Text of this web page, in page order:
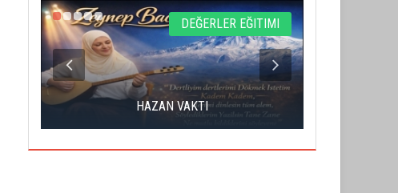
DEĞERLER EĞITIMI
HAZAN VAKTI